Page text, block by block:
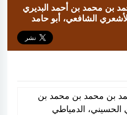
بن محمد بن أحمد البديري
الشافعي، أبو حامد
بن محمد بن محمد بن
الحسيني، الدمياطي